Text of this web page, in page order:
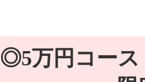
◎5万円コース